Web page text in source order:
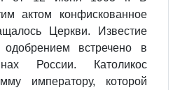
актом конфискованное
Церкви. Известие
встречено в
России. Католикос
императору, которой